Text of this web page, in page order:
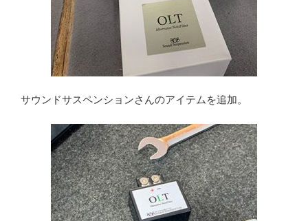
サウンドサスペンションさんのアイテムを追加。